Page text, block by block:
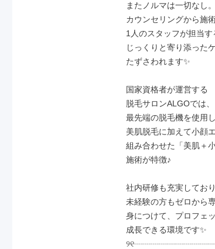
またノルマは一切なし。
カウンセリングから施術
1人のスタッフが担当す
じっくりと寄り添った
たずさわれます✨
国家資格者が運営する
脱毛サロンALGOでは、
最先端の脱毛機を使用
美肌脱毛に加えて小顔
組み合わせた「美肌＋
施術が特徴♪
社内研修も充実してお
未経験の方もゼロから
身につけて、プロフェ
成長できる環境です✨